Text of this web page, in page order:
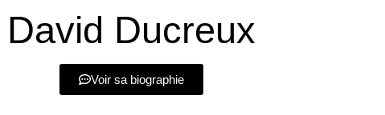
David Ducreux
Voir sa biographie